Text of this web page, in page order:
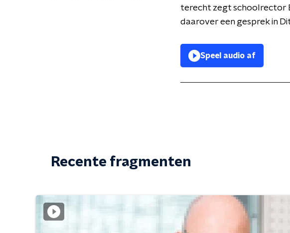
terecht zegt schoolrector
daarover een gesprek in
Speel audio af
Recente fragmenten